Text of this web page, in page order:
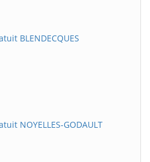
BLENDECQUES
NOYELLES-GODAULT